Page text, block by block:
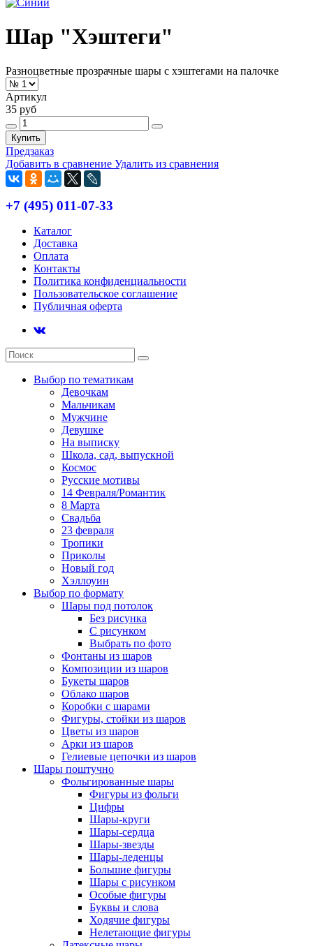
Шар "Хэштеги"
Разноцветные прозрачные шары с хэштегами на палочке
Артикул
35 руб
Купить
Предзаказ
Добавить в сравнение Удалить из сравнения
+7 (495) 011-07-33
Каталог
Доставка
Оплата
Контакты
Политика конфиденциальности
Пользовательское соглашение
Публичная оферта
Выбор по тематикам
Девочкам
Мальчикам
Мужчине
Девушке
На выписку
Школа, сад, выпускной
Космос
Русские мотивы
14 Февраля/Романтик
8 Марта
Свадьба
23 февраля
Тропики
Приколы
Новый год
Хэллоуин
Выбор по формату
Шары под потолок
Без рисунка
С рисунком
Выбрать по фото
Фонтаны из шаров
Композиции из шаров
Букеты шаров
Облако шаров
Коробки с шарами
Фигуры, стойки из шаров
Цветы из шаров
Арки из шаров
Гелиевые цепочки из шаров
Шары поштучно
Фольгированные шары
Фигуры из фольги
Цифры
Шары-круги
Шары-сердца
Шары-звезды
Шары-леденцы
Большие фигуры
Шары с рисунком
Особые фигуры
Буквы и слова
Ходячие фигуры
Нелетающие фигуры